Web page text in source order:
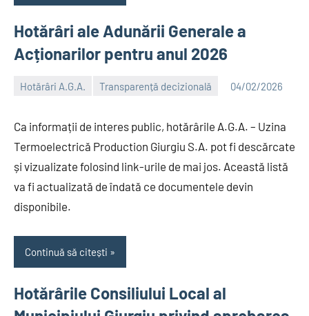
Hotărâri ale Adunării Generale a
Acționarilor pentru anul 2026
Hotărâri A.G.A. Transparență decizională 04/02/2026
Ca informații de interes public, hotărârile A.G.A. – Uzina
Termoelectrică Production Giurgiu S.A. pot fi descărcate
și vizualizate folosind link-urile de mai jos. Această listă
va fi actualizată de îndată ce documentele devin
disponibile.
Continuă să citești
Hotărârile Consiliului Local al